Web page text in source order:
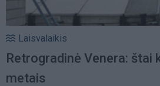
Laisvalaikis
Retrogradinė Venera: štai
metais